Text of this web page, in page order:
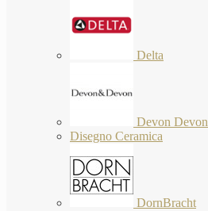
Delta
Devon Devon
Disegno Ceramica
DornBracht